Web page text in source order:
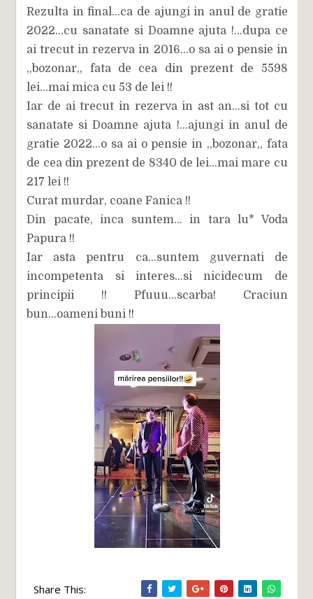
Rezulta in final...ca de ajungi in anul de gratie
2022...cu sanatate si Doamne ajuta !...dupa ce
ai trecut in rezerva in 2016...o sa ai o pensie in
,,bozonar,, fata de cea din prezent de 5598
lei...mai mica cu 53 de lei !!
Iar de ai trecut in rezerva in ast an...si tot cu
sanatate si Doamne ajuta !...ajungi in anul de
gratie 2022...o sa ai o pensie in ,,bozonar,, fata
de cea din prezent de 8340 de lei...mai mare cu
217 lei !!
Curat murdar, coane Fanica !!
Din pacate, inca suntem... in tara lu* Voda
Papura !!
Iar asta pentru ca...suntem guvernati de
incompetenta si interes...si nicidecum de
principii !! Pfuuu...scarba! Craciun
bun...oameni buni !!
Share This: